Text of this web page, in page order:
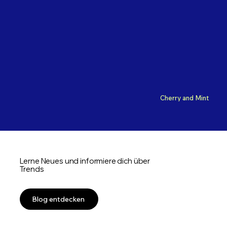
Cherry and Mint
Lerne Neues und informiere dich über
Trends
Blog entdecken